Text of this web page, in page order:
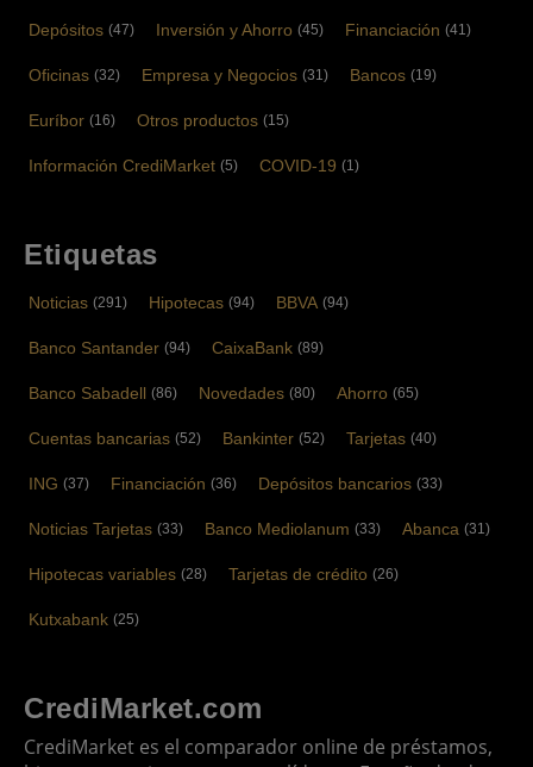
Depósitos (47) Inversión y Ahorro (45) Financiación (41)
Oficinas (32) Empresa y Negocios (31) Bancos (19)
Euríbor (16) Otros productos (15)
Información CrediMarket (5) COVID-19 (1)
Etiquetas
Noticias (291) Hipotecas (94) BBVA (94)
Banco Santander (94) CaixaBank (89)
Banco Sabadell (86) Novedades (80) Ahorro (65)
Cuentas bancarias (52) Bankinter (52) Tarjetas (40)
ING (37) Financiación (36) Depósitos bancarios (33)
Noticias Tarjetas (33) Banco Mediolanum (33) Abanca (31)
Hipotecas variables (28) Tarjetas de crédito (26)
Kutxabank (25)
CrediMarket.com
CrediMarket es el comparador online de préstamos,